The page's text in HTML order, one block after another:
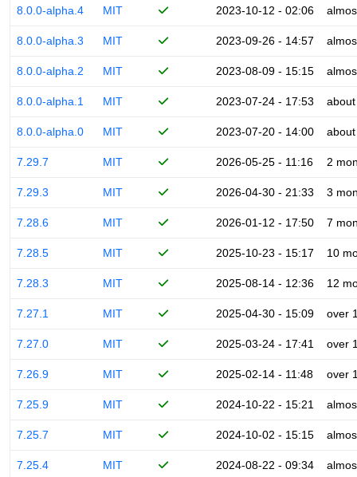
8.0.0-alpha.4 MIT 2023-10-12 - 02:06
8.0.0-alpha.3 MIT 2023-09-26 - 14:57
8.0.0-alpha.2 MIT 2023-08-09 - 15:15
8.0.0-alpha.1 MIT 2023-07-24 - 17:53
8.0.0-alpha.0 MIT 2023-07-20 - 14:00
7.29.7 MIT 2026-05-25 - 11:16 2
7.29.3 MIT 2026-04-30 - 21:33 3
7.28.6 MIT 2026-01-12 - 17:50 7
7.28.5 MIT 2025-10-23 - 15:17 10
7.28.3 MIT 2025-08-14 - 12:36 12
7.27.1 MIT 2025-04-30 - 15:09 over
7.27.0 MIT 2025-03-24 - 17:41 over
7.26.9 MIT 2025-02-14 - 11:48 over
7.25.9 MIT 2024-10-22 - 15:21
7.25.7 MIT 2024-10-02 - 15:15
7.25.4 MIT 2024-08-22 - 09:34